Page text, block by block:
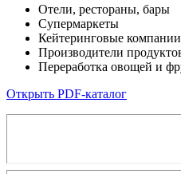
Отели, рестораны, бары
Супермаркеты
Кейтеринговые компании
Производители
Переработка овощей и
Открыть PDF-каталог